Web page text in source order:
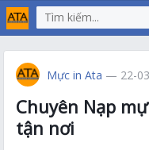
Mực in Ata — 22-
Chuyên Nạp
tận nơi